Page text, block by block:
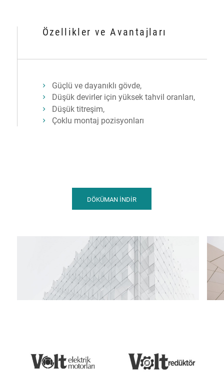
Özellikler ve Avantajları
Güçlü ve dayanıklı gövde,
Düşük devirler için yüksek tahvil oranları,
Düşük titreşim,
Çoklu montaj pozisyonları
DÖKÜMAN İNDİR